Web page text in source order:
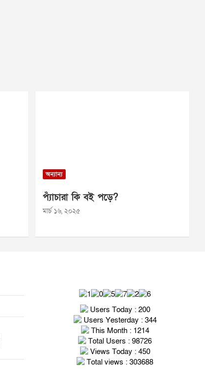
অন্যান্য
প্যাঁচারা কি বই পড়ে?
মার্চ ১৬, ২০২৫
Users Today : 200
Users Yesterday : 344
This Month : 1214
Total Users : 98726
Views Today : 450
Total views : 303688